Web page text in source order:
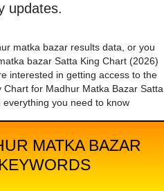
updates.
matka bazar results data, or you
bazar Satta King Chart (2026)
interested in getting access to the
for Madhur Matka Bazar Satta
you need to know
MATKA BAZAR